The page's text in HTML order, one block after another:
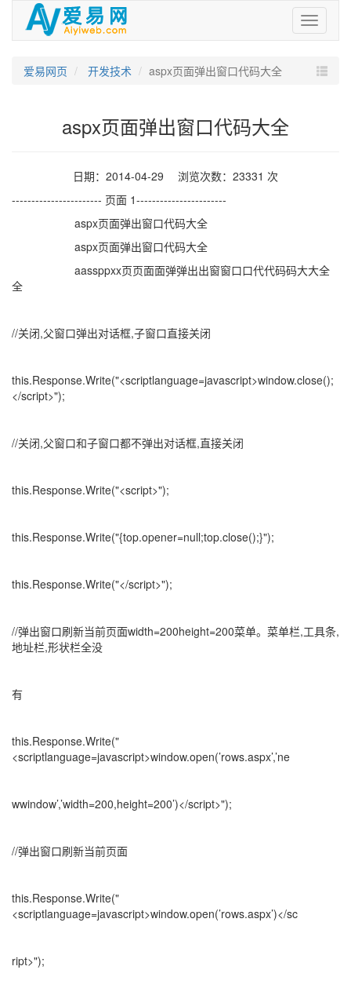
爱
易
爱易网页
开发技术 aspx页面弹出窗口代码大全
aspx页面弹出窗口代码大全
日期：2014-04-29 浏览次数：23331 次
----------------------- 页面 1-----------------------
aspx页面弹出窗口代码大全
aspx页面弹出窗口代码大全
aassppxx页页面面弹弹出出窗窗口口代代码码大大全
全
//关闭,父窗口弹出对话框,子窗口直接关闭
this.Response.Write("<scriptlanguage=javascript>window.close();
</script>");
//关闭,父窗口和子窗口都不弹出对话框,直接关闭
this.Response.Write("<script>");
this.Response.Write("{top.opener=null;top.close();}");
this.Response.Write("</script>");
//弹出窗口刷新当前页面width=200height=200菜单。菜单栏,工具条,
地址栏,形状栏全没
有
this.Response.Write("
<scriptlanguage=javascript>window.open(’rows.aspx’,’ne
wwindow’,’width=200,height=200’)</script>");
//弹出窗口刷新当前页面
this.Response.Write("
<scriptlanguage=javascript>window.open(’rows.aspx’)</sc
ript>");